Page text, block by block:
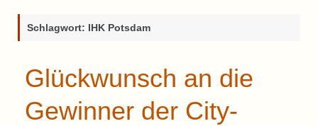
Schlagwort: IHK Potsdam
Glückwunsch an die
Gewinner der City-